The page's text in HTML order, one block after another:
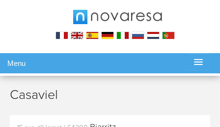
Menu
Casaviel